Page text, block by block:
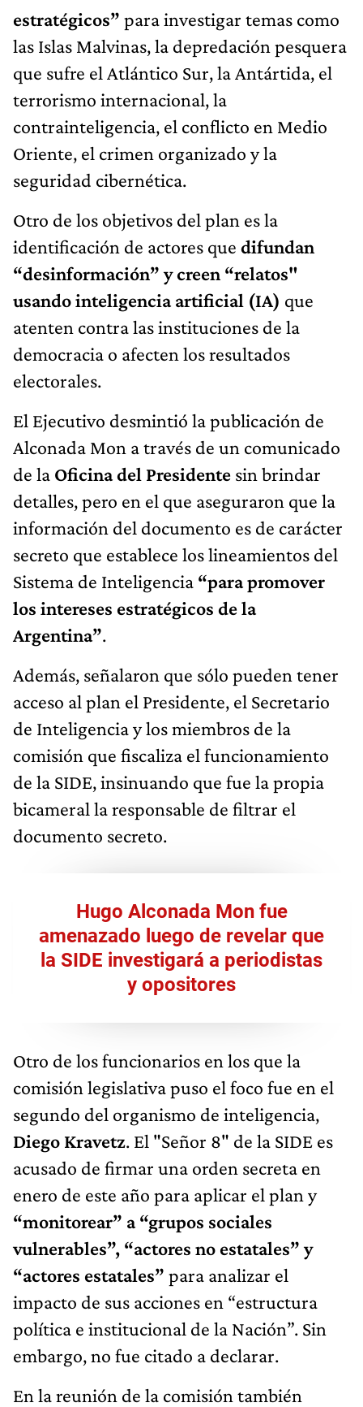
estratégicos” para investigar temas como
las Islas Malvinas, la depredación pesquera
que sufre el Atlántico Sur, la Antártida, el
terrorismo internacional, la
contrainteligencia, el conflicto en Medio
Oriente, el crimen organizado y la
seguridad cibernética.
Otro de los objetivos del plan es la
identificación de actores que difundan
“desinformación” y creen “relatos"
usando inteligencia artificial (IA) que
atenten contra las instituciones de la
democracia o afecten los resultados
electorales.
El Ejecutivo desmintió la publicación de
Alconada Mon a través de un comunicado
de la Oficina del Presidente sin brindar
detalles, pero en el que aseguraron que la
información del documento es de carácter
secreto que establece los lineamientos del
Sistema de Inteligencia “para promover
los intereses estratégicos de la
Argentina”.
Además, señalaron que sólo pueden tener
acceso al plan el Presidente, el Secretario
de Inteligencia y los miembros de la
comisión que fiscaliza el funcionamiento
de la SIDE, insinuando que fue la propia
bicameral la responsable de filtrar el
documento secreto.
Hugo Alconada Mon fue
amenazado luego de revelar que
la SIDE investigará a periodistas
y opositores
Otro de los funcionarios en los que la
comisión legislativa puso el foco fue en el
segundo del organismo de inteligencia,
Diego Kravetz. El "Señor 8" de la SIDE es
acusado de firmar una orden secreta en
enero de este año para aplicar el plan y
“monitorear” a “grupos sociales
vulnerables”, “actores no estatales” y
“actores estatales” para analizar el
impacto de sus acciones en “estructura
política e institucional de la Nación”. Sin
embargo, no fue citado a declarar.
En la reunión de la comisión también